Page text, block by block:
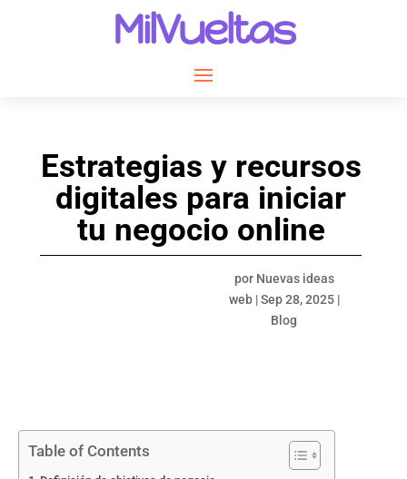
MilVueltas
Estrategias y recursos
digitales para iniciar
tu negocio online
por Nuevas ideas
web|Sep 28, 2025|
Blog
Table of Contents